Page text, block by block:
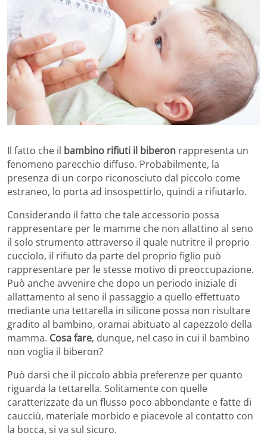
Il fatto che il bambino rifiuti il biberon rappresenta un
fenomeno parecchio diffuso. Probabilmente, la
presenza di un corpo riconosciuto dal piccolo come
estraneo, lo porta ad insospettirlo, quindi a rifiutarlo.
Considerando il fatto che tale accessorio possa
rappresentare per le mamme che non allattino al seno
il solo strumento attraverso il quale nutritre il proprio
cucciolo, il rifiuto da parte del proprio figlio può
rappresentare per le stesse motivo di preoccupazione.
Può anche avvenire che dopo un periodo iniziale di
allattamento al seno il passaggio a quello effettuato
mediante una tettarella in silicone possa non risultare
gradito al bambino, oramai abituato al capezzolo della
mamma. Cosa fare, dunque, nel caso in cui il bambino
non voglia il biberon?
Può darsi che il piccolo abbia preferenze per quanto
riguarda la tettarella. Solitamente con quelle
caratterizzate da un flusso poco abbondante e fatte di
caucciù, materiale morbido e piacevole al contatto con
la bocca, si va sul sicuro.